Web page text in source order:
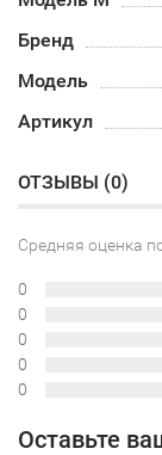
Бренд
Модель
Артикул
ОТЗЫВЫ (0)
Средняя оценка
0
0
0
0
0
Оставьте